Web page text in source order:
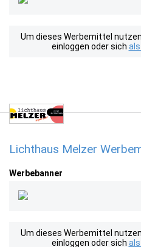
Um dieses Werbemittel
einloggen oder sich
Lichthaus Melzer
Werbebanner
Um dieses Werbemittel
einloggen oder sich